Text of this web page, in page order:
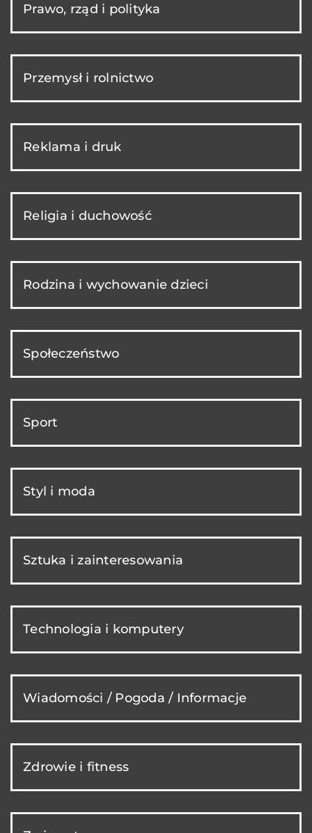
Prawo, rząd i polityka
Przemysł i rolnictwo
Reklama i druk
Religia i duchowość
Rodzina i wychowanie dzieci
Społeczeństwo
Sport
Styl i moda
Sztuka i zainteresowania
Technologia i komputery
Wiadomości / Pogoda / Informacje
Zdrowie i fitness